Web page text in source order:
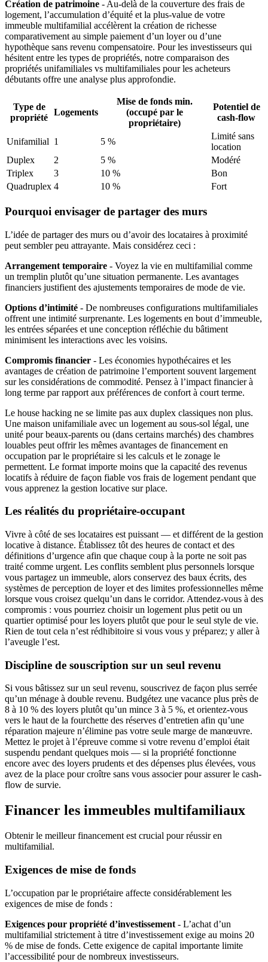
Création de patrimoine - Au-delà de la couverture des frais de
logement, l’accumulation d’équité et la plus-value de votre
immeuble multifamilial accélèrent la création de richesse
comparativement au simple paiement d’un loyer ou d’une
hypothèque sans revenu compensatoire. Pour les investisseurs qui
hésitent entre les types de propriétés, notre comparaison des
propriétés unifamiliales vs multifamiliales pour les acheteurs
débutants offre une analyse plus approfondie.
Type de
propriété
Logements
Mise de fonds min.
(occupé par le
propriétaire)
Potentiel de
cash-flow
Unifamilial 1 5 %
Limité sans
location
Duplex
2 5 %
Modéré
Triplex
3 10 %
Bon
Quadruplex 4 10 % Fort
Pourquoi envisager de partager des murs
L’idée de partager des murs ou d’avoir des locataires à proximité
peut sembler peu attrayante. Mais considérez ceci :
Arrangement temporaire - Voyez la vie en multifamilial comme
un tremplin plutôt qu’une situation permanente. Les avantages
financiers justifient des ajustements temporaires de mode de vie.
Options d’intimité - De nombreuses configurations multifamiliales
offrent une intimité surprenante. Les logements en bout d’immeuble,
les entrées séparées et une conception réfléchie du bâtiment
minimisent les interactions avec les voisins.
Compromis financier - Les économies hypothécaires et les
avantages de création de patrimoine l’emportent souvent largement
sur les considérations de commodité. Pensez à l’impact financier à
long terme par rapport aux préférences de confort à court terme.
Le house hacking ne se limite pas aux duplex classiques non plus.
Une maison unifamiliale avec un logement au sous-sol légal, une
unité pour beaux-parents ou (dans certains marchés) des chambres
louables peut offrir les mêmes avantages de financement en
occupation par le propriétaire si les calculs et le zonage le
permettent. Le format importe moins que la capacité des revenus
locatifs à réduire de façon fiable vos frais de logement pendant que
vous apprenez la gestion locative sur place.
Les réalités du propriétaire-occupant
Vivre à côté de ses locataires est puissant — et différent de la gestion
locative à distance. Établissez tôt des heures de contact et des
définitions d’urgence afin que chaque coup à la porte ne soit pas
traité comme urgent. Les conflits semblent plus personnels lorsque
vous partagez un immeuble, alors conservez des baux écrits, des
systèmes de perception de loyer et des limites professionnelles même
lorsque vous croisez quelqu’un dans le corridor. Attendez-vous à des
compromis : vous pourriez choisir un logement plus petit ou un
quartier optimisé pour les loyers plutôt que pour le seul style de vie.
Rien de tout cela n’est rédhibitoire si vous vous y préparez; y aller à
l’aveugle l’est.
Discipline de souscription sur un seul revenu
Si vous bâtissez sur un seul revenu, souscrivez de façon plus serrée
qu’un ménage à double revenu. Budgétez une vacance plus près de
8 à 10 % des loyers plutôt qu’un mince 3 à 5 %, et orientez-vous
vers le haut de la fourchette des réserves d’entretien afin qu’une
réparation majeure n’élimine pas votre seule marge de manœuvre.
Mettez le projet à l’épreuve comme si votre revenu d’emploi était
suspendu pendant quelques mois — si la propriété fonctionne
encore avec des loyers prudents et des dépenses plus élevées, vous
avez de la place pour croître sans vous associer pour assurer le cash-
flow de survie.
Financer les immeubles multifamiliaux
Obtenir le meilleur financement est crucial pour réussir en
multifamilial.
Exigences de mise de fonds
L’occupation par le propriétaire affecte considérablement les
exigences de mise de fonds :
Exigences pour propriété d’investissement - L’achat d’un
multifamilial strictement à titre d’investissement exige au moins 20
% de mise de fonds. Cette exigence de capital importante limite
l’accessibilité pour de nombreux investisseurs.